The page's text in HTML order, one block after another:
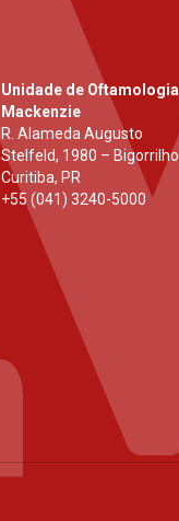
Unidade de Oftamologia
Mackenzie
R. Alameda Augusto
Stelfeld, 1980 – Bigorrilho
Curitiba, PR
+55 (041) 3240-5000